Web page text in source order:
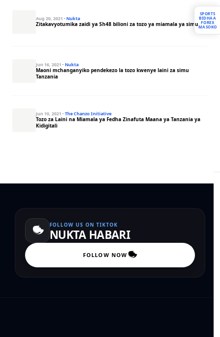
Aug 20, 2021 · Nukta
Zitakavyotumika zaidi ya Sh48 bilioni za tozo ya miamala ya simu
Jun 16, 2021 · Nukta
Maoni mchanganyiko pendekezo la tozo kwenye laini za simu
Tanzania
Jun 10, 2021 · The Chanzo Initiative
Tozo za Laini na Miamala ya Fedha Zinafuta Maana ya Tanzania ya
Kidigitali
SPORTS
BIDHAA
FOREX
MASOKO
FOLLOW US ON TIKTOK
NUKTA HABARI
FOLLOW NOW